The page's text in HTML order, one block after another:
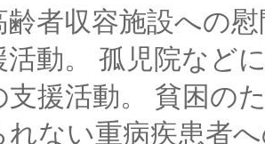
齢者収容施設への
活動。 孤児院など
支援活動。 貧困の
れない重病疾患者